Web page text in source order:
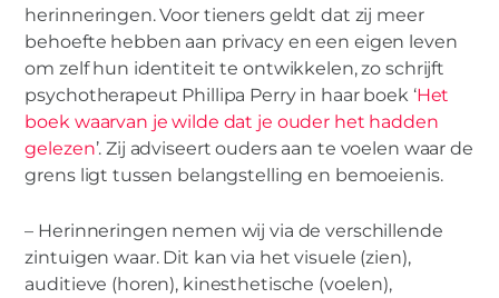
herinneringen. Voor tieners geldt dat zij meer
behoefte hebben aan privacy en een eigen leven
om zelf hun identiteit te ontwikkelen, zo schrijft
psychotherapeut Phillipa Perry in haar boek ‘Het
boek waarvan je wilde dat je ouder het hadden
gelezen’. Zij adviseert ouders aan te voelen waar de
grens ligt tussen belangstelling en bemoeienis.
– Herinneringen nemen wij via de verschillende
zintuigen waar. Dit kan via het visuele (zien),
auditieve (horen), kinesthetische (voelen),